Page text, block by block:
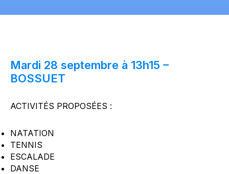
Mardi 28 septembre à 13h15 –
BOSSUET
ACTIVITÉS PROPOSÉES :
NATATION
TENNIS
ESCALADE
DANSE